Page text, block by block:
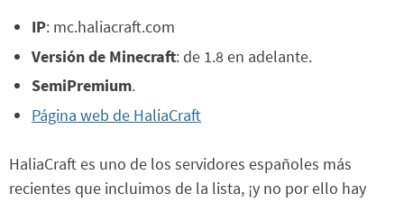
IP: mc.haliacraft.com
Versión de Minecraft: de 1.8 en adelante.
SemiPremium.
Página web de HaliaCraft
HaliaCraft es uno de los servidores españoles más
recientes que incluimos de la lista, ¡y no por ello hay